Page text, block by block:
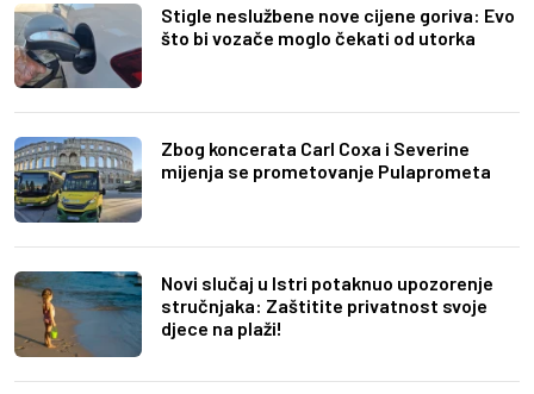
Stigle neslužbene nove cijene goriva: Evo
što bi vozače moglo čekati od utorka
Zbog koncerata Carl Coxa i Severine
mijenja se prometovanje Pulaprometa
Novi slučaj u Istri potaknuo upozorenje
stručnjaka: Zaštitite privatnost svoje
djece na plaži!